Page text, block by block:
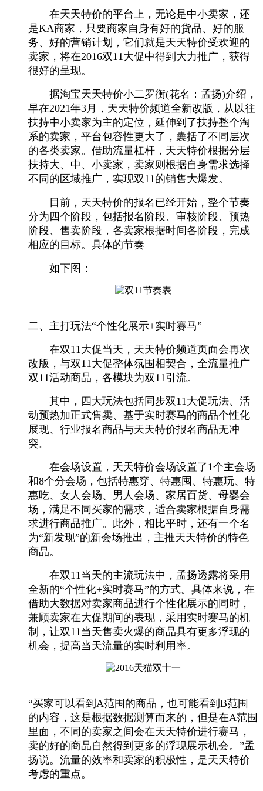
在天天特价的平台上，无论是中小卖家，还
是KA商家，只要商家自身有好的货品、好的服
务、好的营销计划，它们就是天天特价受欢迎的
卖家，将在2016双11大促中得到大力推广，获得
很好的呈现。
据淘宝天天特价小二罗衡(花名：孟扬)介绍，
早在2021年3月，天天特价频道全新改版，从以往
扶持中小卖家为主的定位，延伸到了扶持整个淘
系的卖家，平台包容性更大了，囊括了不同层次
的各类卖家。借助流量杠杆，天天特价根据分层
扶持大、中、小卖家，卖家则根据自身需求选择
不同的区域推广，实现双11的销售大爆发。
目前，天天特价的报名已经开始，整个节奏
分为四个阶段，包括报名阶段、审核阶段、预热
阶段、售卖阶段，各卖家根据时间各阶段，完成
相应的目标。具体的节奏
如下图：
二、主打玩法“个性化展示+实时赛马”
在双11大促当天，天天特价频道页面会再次
改版，与双11大促整体氛围相契合，全流量推广
双11活动商品，各模块为双11引流。
其中，四大玩法包括同步双11大促玩法、活
动预热加正式售卖、基于实时赛马的商品个性化
展现、行业报名商品与天天特价报名商品无冲
突。
在会场设置，天天特价会场设置了1个主会场
和8个分会场，包括特惠穿、特惠囤、特惠玩、特
惠吃、女人会场、男人会场、家居百货、母婴会
场，满足不同买家的需求，适合卖家根据自身需
求进行商品推广。此外，相比平时，还有一个名
为“新发现”的新会场推出，主推天天特价的特色
商品。
在双11当天的主流玩法中，孟扬透露将采用
全新的“个性化+实时赛马”的方式。具体来说，在
借助大数据对卖家商品进行个性化展示的同时，
兼顾卖家在大促期间的表现，采用实时赛马的机
制，让双11当天售卖火爆的商品具有更多浮现的
机会，提高当天流量的实时利用率。
“买家可以看到A范围的商品，也可能看到B范围
的内容，这是根据数据测算而来的，但是在A范围
里面，不同的卖家之间会在天天特价进行赛马，
卖的好的商品自然得到更多的浮现展示机会。”孟
扬说。流量的效率和卖家的积极性，是天天特价
考虑的重点。